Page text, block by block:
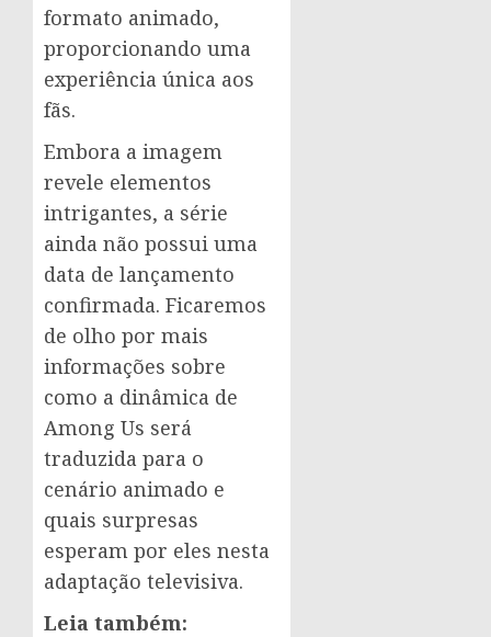
formato animado,
proporcionando uma
experiência única aos
fãs.
Embora a imagem
revele elementos
intrigantes, a série
ainda não possui uma
data de lançamento
confirmada. Ficaremos
de olho por mais
informações sobre
como a dinâmica de
Among Us será
traduzida para o
cenário animado e
quais surpresas
esperam por eles nesta
adaptação televisiva.
Leia também: